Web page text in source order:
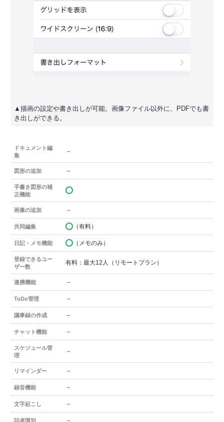
▲描画の設定や書き出しが可能。画像ファイル以外に、PDFでも書
き出しができる。
ドキュメント編
集
－
図形の追加 －
手書き図形の補
正機能
画像の追加 －
共同編集 （有料）
日記・メモ機能 （メモのみ）
登録できるユー
ザー数
有料：最大12人（リモートプラン）
連携機能 －
ToDo管理 －
議事録の作成 －
チャット機能 －
スケジュール管
理
－
リマインダー －
録音機能 －
文字起こし －
話者識別 －